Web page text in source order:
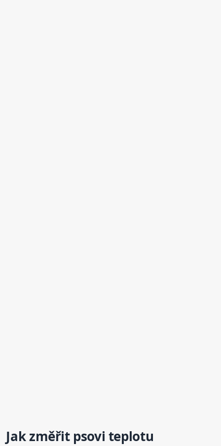
Jak změřit psovi teplotu